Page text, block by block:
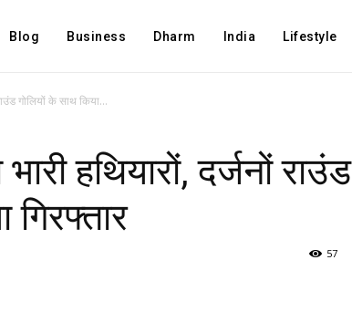
Blog Business Dharm India Lifestyle
गोलियों के साथ किया...
हथियारों, दर्जनों राउंड
गिरफ्तार
57